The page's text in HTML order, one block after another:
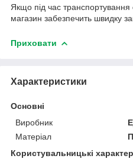
Якщо під час
магазин забезпечить швидку
Приховати
Характеристики
Основні
Виробник
Матеріал
Користувальницькі